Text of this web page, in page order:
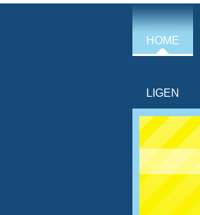
HOME
LIGEN